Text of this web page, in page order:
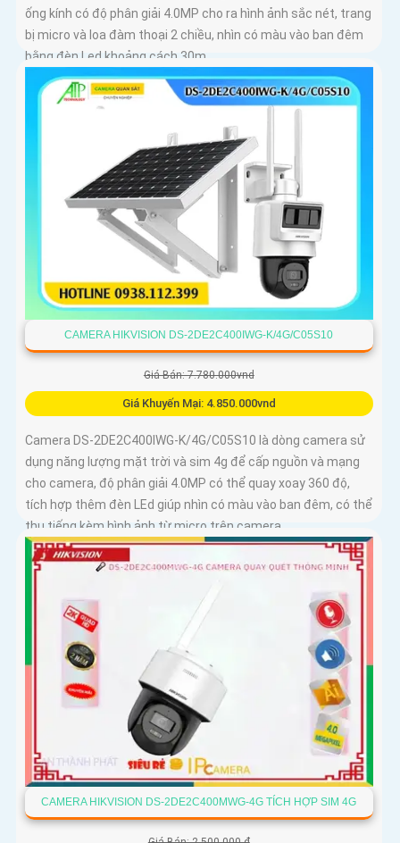
ống kính có độ phân giải 4.0MP cho ra hình ảnh sắc nét, trang
bị micro và loa đàm thoại 2 chiều, nhìn có màu vào ban đêm
bằng đèn Led khoảng cách 30m
CAMERA HIKVISION DS-2DE2C400IWG-K/4G/C05S10
Giá Bán: 7.780.000vnd
Giá Khuyến Mại: 4.850.000vnd
Camera DS-2DE2C400IWG-K/4G/C05S10 là dòng camera sử
dụng năng lượng mặt trời và sim 4g để cấp nguồn và mạng
cho camera, độ phân giải 4.0MP có thể quay xoay 360 độ,
tích hợp thêm đèn LEd giúp nhìn có màu vào ban đêm, có thể
thu tiếng kèm hình ảnh từ micro trên camera
CAMERA HIKVISION DS-2DE2C400MWG-4G TÍCH HỢP SIM 4G